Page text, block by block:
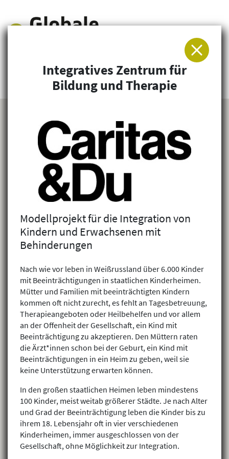
Arbeitsgemeinschaft für Entwicklung und
Humanitäre Hilfe
Integratives Zentrum für
Bildung und Therapie
Modellprojekt für die Integration von
Kindern und Erwachsenen mit
Behinderungen
Nach wie vor leben in Weißrussland über 6.000 Kinder
mit Beeinträchtigungen in staatlichen Kinderheimen.
Mütter und Familien mit beeinträchtigten Kindern
kommen oft nicht zurecht, es fehlt an Tagesbetreuung,
Therapieangeboten oder Heilbehelfen und vor allem
an der Offenheit der Gesellschaft, ein Kind mit
Beeinträchtigung zu akzeptieren. Den Müttern raten
die Ärzt*innen schon bei der Geburt, ein Kind mit
Beeinträchtigungen in ein Heim zu geben, weil sie
keine Unterstützung erwarten können.
In den großen staatlichen Heimen leben mindestens
100 Kinder, meist weitab größerer Städte. Je nach Alter
und Grad der Beeinträchtigung leben die Kinder bis zu
ihrem 18. Lebensjahr oft in vier verschiedenen
Kinderheimen, immer ausgeschlossen von der
Gesellschaft, ohne Möglichkeit zur Integration.